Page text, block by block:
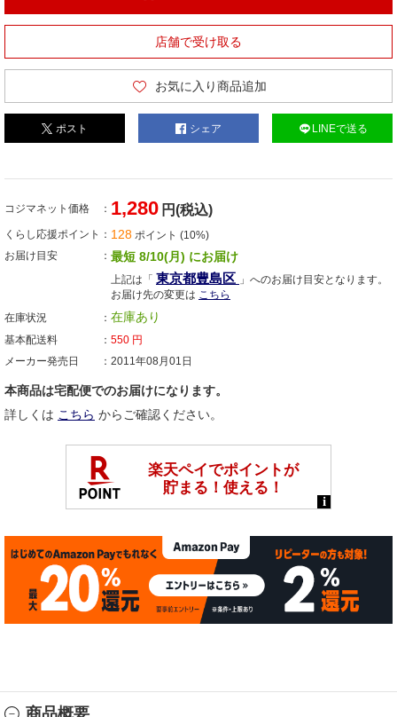
店舗で受け取る
お気に入り商品追加
ポスト シェア LINEで送る
コジマネット価格 1,280 円(税込)
くらし応援ポイント 128 ポイント (10%)
お届け目安
最短 8/10(月) にお届け
上記は「 東京都豊島区 」へのお届け目安となります。
お届け先の変更は こちら
在庫状況
在庫あり
基本配送料 550 円
メーカー発売日
2011年08月01日
本商品は宅配便でのお届けになります。
詳しくは こちら からご確認ください。
商品概要